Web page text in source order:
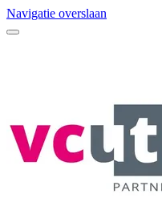
Navigatie overslaan